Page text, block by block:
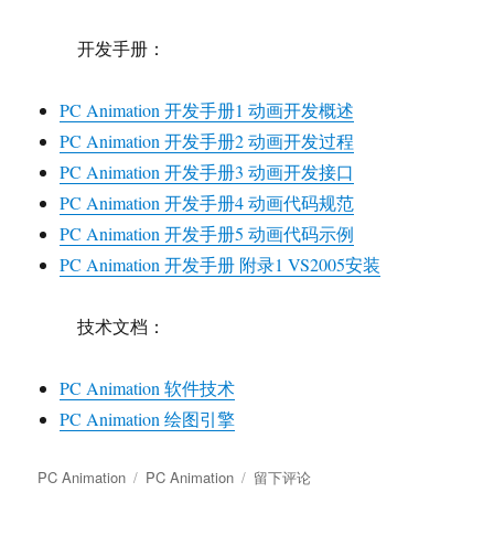
开发手册：
PC Animation 开发手册1 动画开发概述
PC Animation 开发手册2 动画开发过程
PC Animation 开发手册3 动画开发接口
PC Animation 开发手册4 动画代码规范
PC Animation 开发手册5 动画代码示例
PC Animation 开发手册 附录1 VS2005安装
技术文档：
PC Animation 软件技术
PC Animation 绘图引擎
分
PC Animation
标
PC Animation
于
留下评论